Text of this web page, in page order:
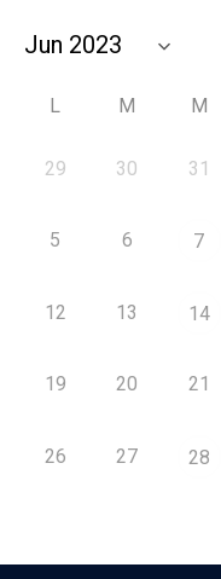
L M M
29 30 31
5 6 7
12 13 14
19 20 21
26 27 28